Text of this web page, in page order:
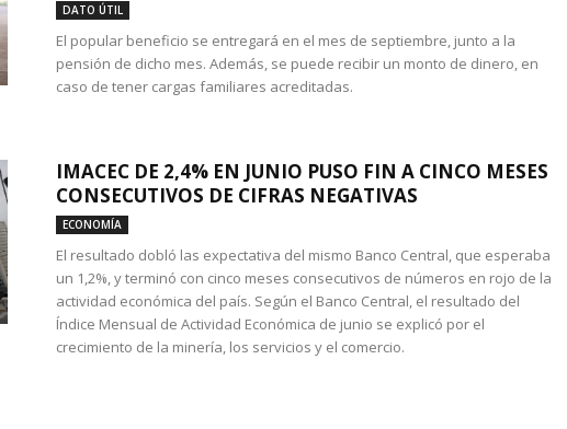
DATO ÚTIL
El popular beneficio se entregará en el mes de septiembre, junto a la
pensión de dicho mes. Además, se puede recibir un monto de dinero, en
caso de tener cargas familiares acreditadas.
IMACEC DE 2,4% EN JUNIO PUSO FIN A CINCO MESES
CONSECUTIVOS DE CIFRAS NEGATIVAS
ECONOMÍA
El resultado dobló las expectativa del mismo Banco Central, que esperaba
un 1,2%, y terminó con cinco meses consecutivos de números en rojo de la
actividad económica del país. Según el Banco Central, el resultado del
Índice Mensual de Actividad Económica de junio se explicó por el
crecimiento de la minería, los servicios y el comercio.